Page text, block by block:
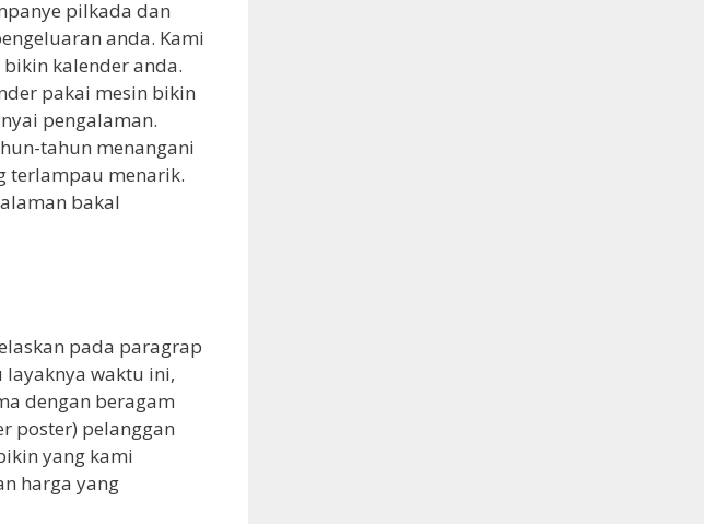
pilkada dan
anda. Kami
kalender anda.
pakai mesin bikin
pengalaman.
tahun menangani
terlampau menarik.
bakal
pada paragrap
layaknya waktu ini,
dengan beragam
poster) pelanggan
yang kami
harga yang